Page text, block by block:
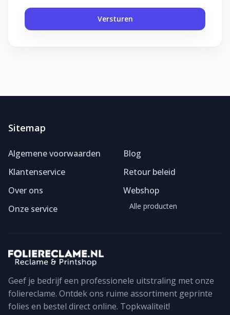
Versturen
Sitemap
Algemene voorwaarden
Klantenservice
Over ons
Onze service
Blog
Retour beleid
Webshop
Alle producten
Geef je bedrijf een professionele uitstraling met onze
foliereclame. Ontdek ons ruime assortiment geprinte
folies en bestel direct online. Topkwaliteit!
Foliereclame
Meestal binnen een dag